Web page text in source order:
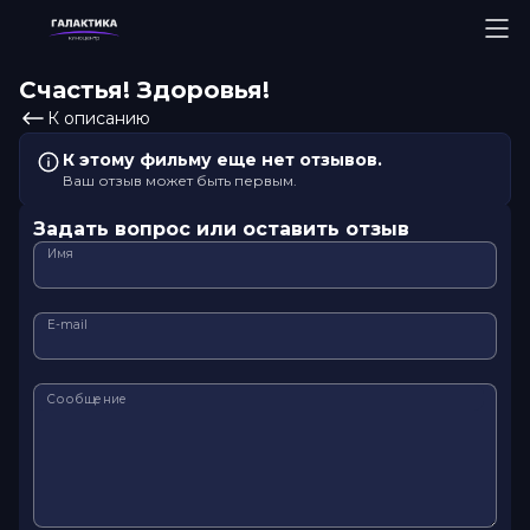
Счастья! Здоровья!
К описанию
К этому фильму еще нет отзывов.
Ваш отзыв может быть первым.
Задать вопрос или оставить отзыв
Имя
E-mail
Сообщение